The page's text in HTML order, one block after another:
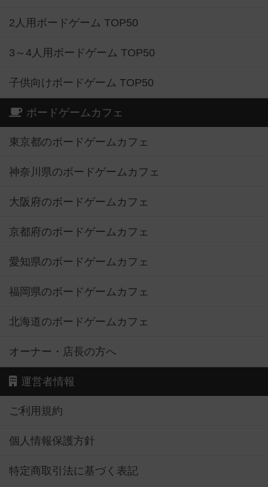
2人用ボードゲーム TOP50
3～4人用ボードゲーム TOP50
子供向けボードゲーム TOP50
ボードゲームカフェ
東京都のボードゲームカフェ
神奈川県のボードゲームカフェ
大阪府のボードゲームカフェ
京都府のボードゲームカフェ
愛知県のボードゲームカフェ
福岡県のボードゲームカフェ
北海道のボードゲームカフェ
オーナー・店長の方へ
運営者情報
ご利用規約
個人情報保護方針
特定商取引法に基づく表記